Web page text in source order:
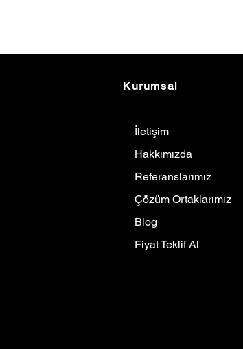
Kurumsal
İletişim
Hakkımızda
Referanslarımız
Çözüm Ortaklarımız
Blog
Fiyat Teklif Al